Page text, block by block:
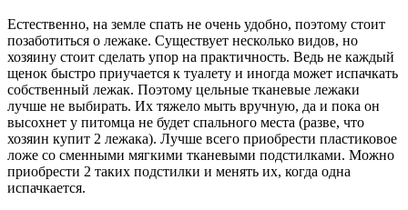
Естественно, на земле спать не очень удобно, поэтому стоит
позаботиться о лежаке. Существует несколько видов, но
хозяину стоит сделать упор на практичность. Ведь не каждый
щенок быстро приучается к туалету и иногда может испачкать
собственный лежак. Поэтому цельные тканевые лежаки
лучше не выбирать. Их тяжело мыть вручную, да и пока он
высохнет у питомца не будет спального места (разве, что
хозяин купит 2 лежака). Лучше всего приобрести пластиковое
ложе со сменными мягкими тканевыми подстилками. Можно
приобрести 2 таких подстилки и менять их, когда одна
испачкается.